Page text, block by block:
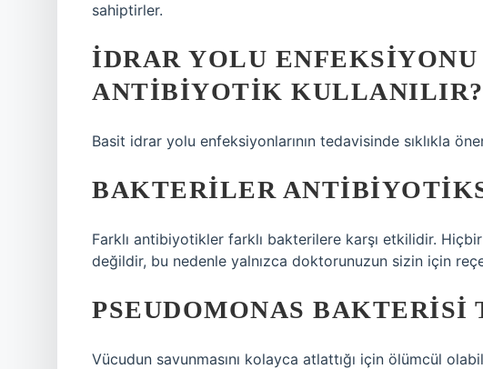
sahiptirler.
İDRAR YOLU
ANTIBIYOTIK KULLANILIR?
Basit idrar yolu enfeksiyonlarının tedavisinde sıklıkla
BAKTERILER
Farklı antibiyotikler farklı bakterilere karşı etkilidir.
değildir, bu nedenle yalnızca doktorunuzun sizin için
PSEUDOMONAS
Vücudun savunmasını kolayca atlattığı için ölümcül